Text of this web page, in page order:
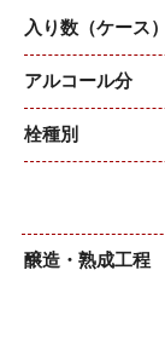
入り数（ケース）
アルコール分
栓種別
醸造・熟成工程